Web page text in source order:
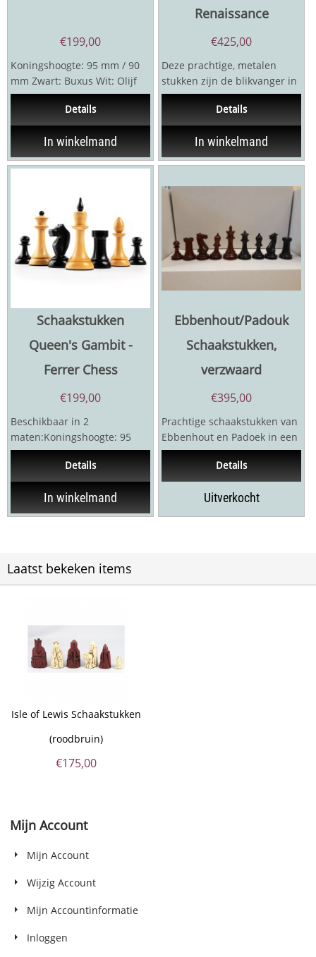
€199,00
Koningshoogte: 95 mm / 90
mm Zwart: Buxus Wit: Olijf
Dubbel verzwaard In luxe
verpakking met...
Details
In winkelmand
Renaissance
€425,00
Deze prachtige, metalen
stukken zijn de blikvanger in
elke kamer. Gegoten en met
de hand afgewerkt...
Details
In winkelmand
Schaakstukken
Queen's Gambit -
Ferrer Chess
€199,00
Beschikbaar in 2
maten:Koningshoogte: 95
mm / 90 mmZwart: BuxusWit:
BuxusDubbel verzwaardIn...
Details
In winkelmand
Ebbenhout/Padouk
Schaakstukken,
verzwaard
€395,00
Prachtige schaakstukken van
Ebbenhout en Padoek in een
luxe koffer. Dubbel
verzwaard. Alle...
Details
Uitverkocht
Laatst bekeken items
Isle of Lewis Schaakstukken
(roodbruin)
€175,00
Mijn Account
Mijn Account
Wijzig Account
Mijn Accountinformatie
Inloggen